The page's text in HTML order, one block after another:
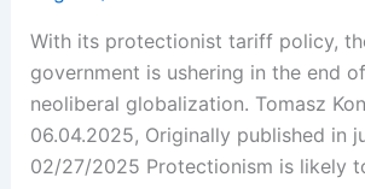
With its protectionist tariff policy,
government is ushering in the end
neoliberal globalization. Tomasz
06.04.2025, Originally published in
02/27/2025 Protectionism is likely